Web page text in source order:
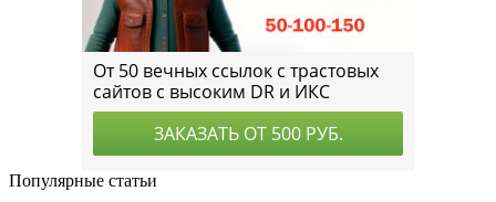
Популярные статьи